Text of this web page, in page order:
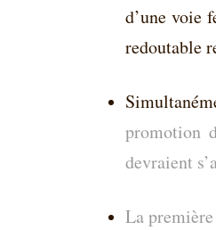
d’une voie
redoutable
promotion
devraient
La